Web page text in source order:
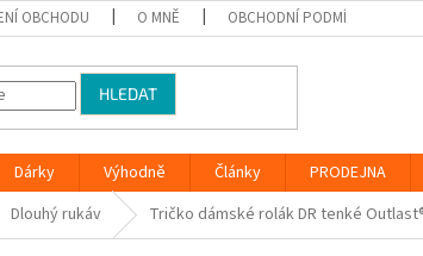
OBCHODU O MNĚ OBCHODNÍ PODMÍNKY
HLEDAT
Dárky Výhodně Články PRODEJNA
Dlouhý rukáv Tričko dámské rolák DR tenké